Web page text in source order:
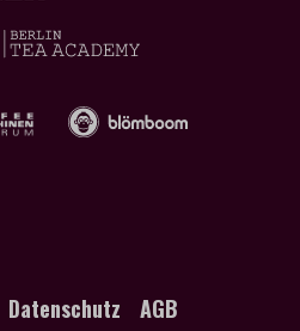
Datenschutz
AGB